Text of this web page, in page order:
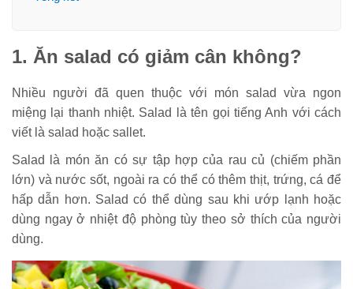
1. Ăn salad có giảm cân không?
Nhiều người đã quen thuộc với món salad vừa ngon
miệng lại thanh nhiệt. Salad là tên gọi tiếng Anh với cách
viết là salad hoặc sallet.
Salad là món ăn có sự tập hợp của rau củ (chiếm phần
lớn) và nước sốt, ngoài ra có thể có thêm thịt, trứng, cá để
hấp dẫn hơn. Salad có thể dùng sau khi ướp lạnh hoặc
dùng ngay ở nhiệt độ phòng tùy theo sở thích của người
dùng.